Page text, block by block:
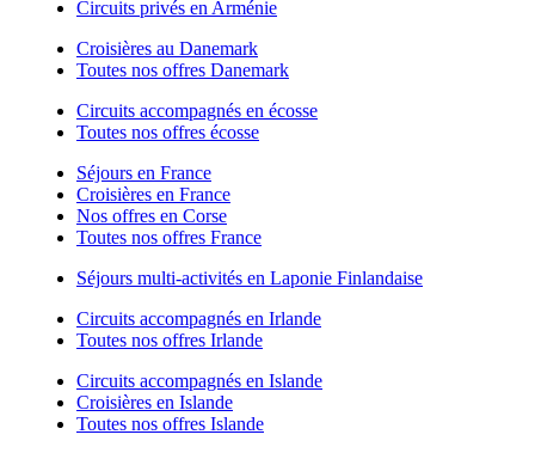
Circuits privés en Arménie
Croisières au Danemark
Toutes nos offres Danemark
Circuits accompagnés en écosse
Toutes nos offres écosse
Séjours en France
Croisières en France
Nos offres en Corse
Toutes nos offres France
Séjours multi-activités en Laponie Finlandaise
Circuits accompagnés en Irlande
Toutes nos offres Irlande
Circuits accompagnés en Islande
Croisières en Islande
Toutes nos offres Islande